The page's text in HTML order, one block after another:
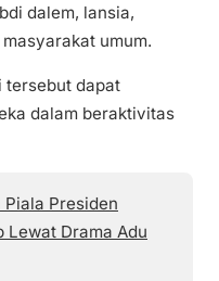
dalem, lansia,
umum.
tersebut dapat
dalam beraktivitas
Presiden
Lewat Drama Adu